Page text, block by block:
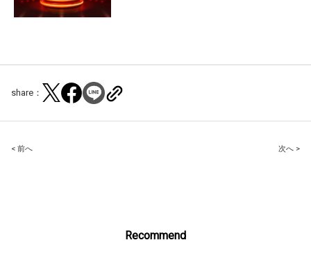
share：
Post
< 前へ 次へ >
Recommend